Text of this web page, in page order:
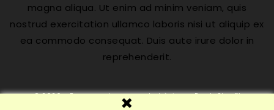
magna aliqua. Ut enim ad minim veniam, quis
nostrud exercitation ullamco laboris nisi ut aliquip ex
ea commodo consequat. Duis aute irure dolor in
reprehenderit.
© 2026 - Programa de comerç electrònic per PrestaShop™